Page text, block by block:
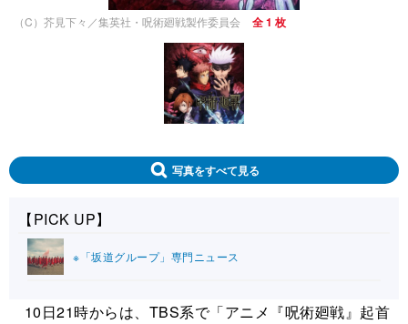
（C）芥見下々／集英社・呪術廻戦製作委員会 全 1 枚
写真をすべて見る
【PICK UP】
※「坂道グループ」専門ニュース
10日21時からは、TBS系で「アニメ『呪術廻戦』起首